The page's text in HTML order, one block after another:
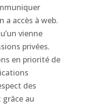
a accès à web.
vienne
privées.
en priorité de
des
au